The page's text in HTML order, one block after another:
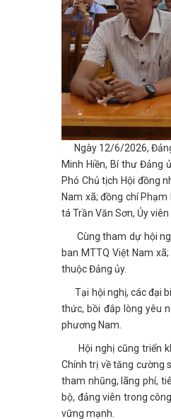
Ngày 12/6/2026, Đảng
Minh Hiền, Bí thư Đảng
Phó Chủ tịch Hội đồng
Nam xã; đồng chí
tá Trần Văn Sơn, Ủy
Cùng tham dự hội
ban MTTQ Việt Nam
thuộc Đảng ủy.
Tại hội nghị, các đại
thức, bồi đắp lòng yêu
phương Nam.
Hội nghị cũng triển
Chính trị về tăng cường
tham nhũng, lãng phí,
bộ, đảng viên trong
vững mạnh.